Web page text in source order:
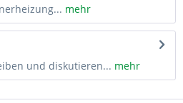
mehr
und diskutieren... mehr